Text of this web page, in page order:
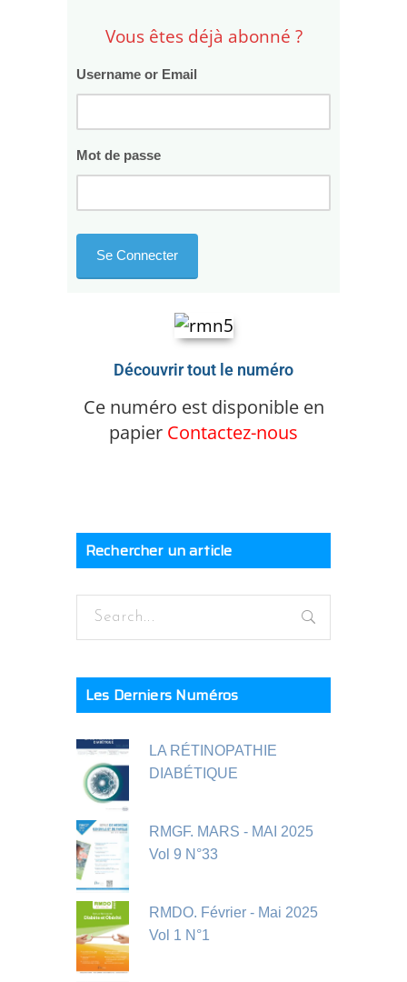
Vous êtes déjà abonné ?
Username or Email
Mot de passe
Découvrir tout le numéro
Ce numéro est disponible en
papier Contactez-nous
Rechercher un article
Les Derniers Numéros
LA RÉTINOPATHIE
DIABÉTIQUE
RMGF. MARS - MAI 2025
Vol 9 N°33
RMDO. Février - Mai 2025
Vol 1 N°1